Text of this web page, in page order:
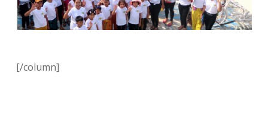
[/column]